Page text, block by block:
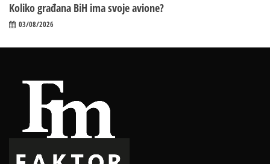
Koliko građana BiH ima svoje avione?
03/08/2026